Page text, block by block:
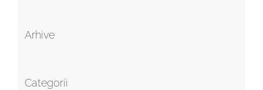
Arhive
Categorii